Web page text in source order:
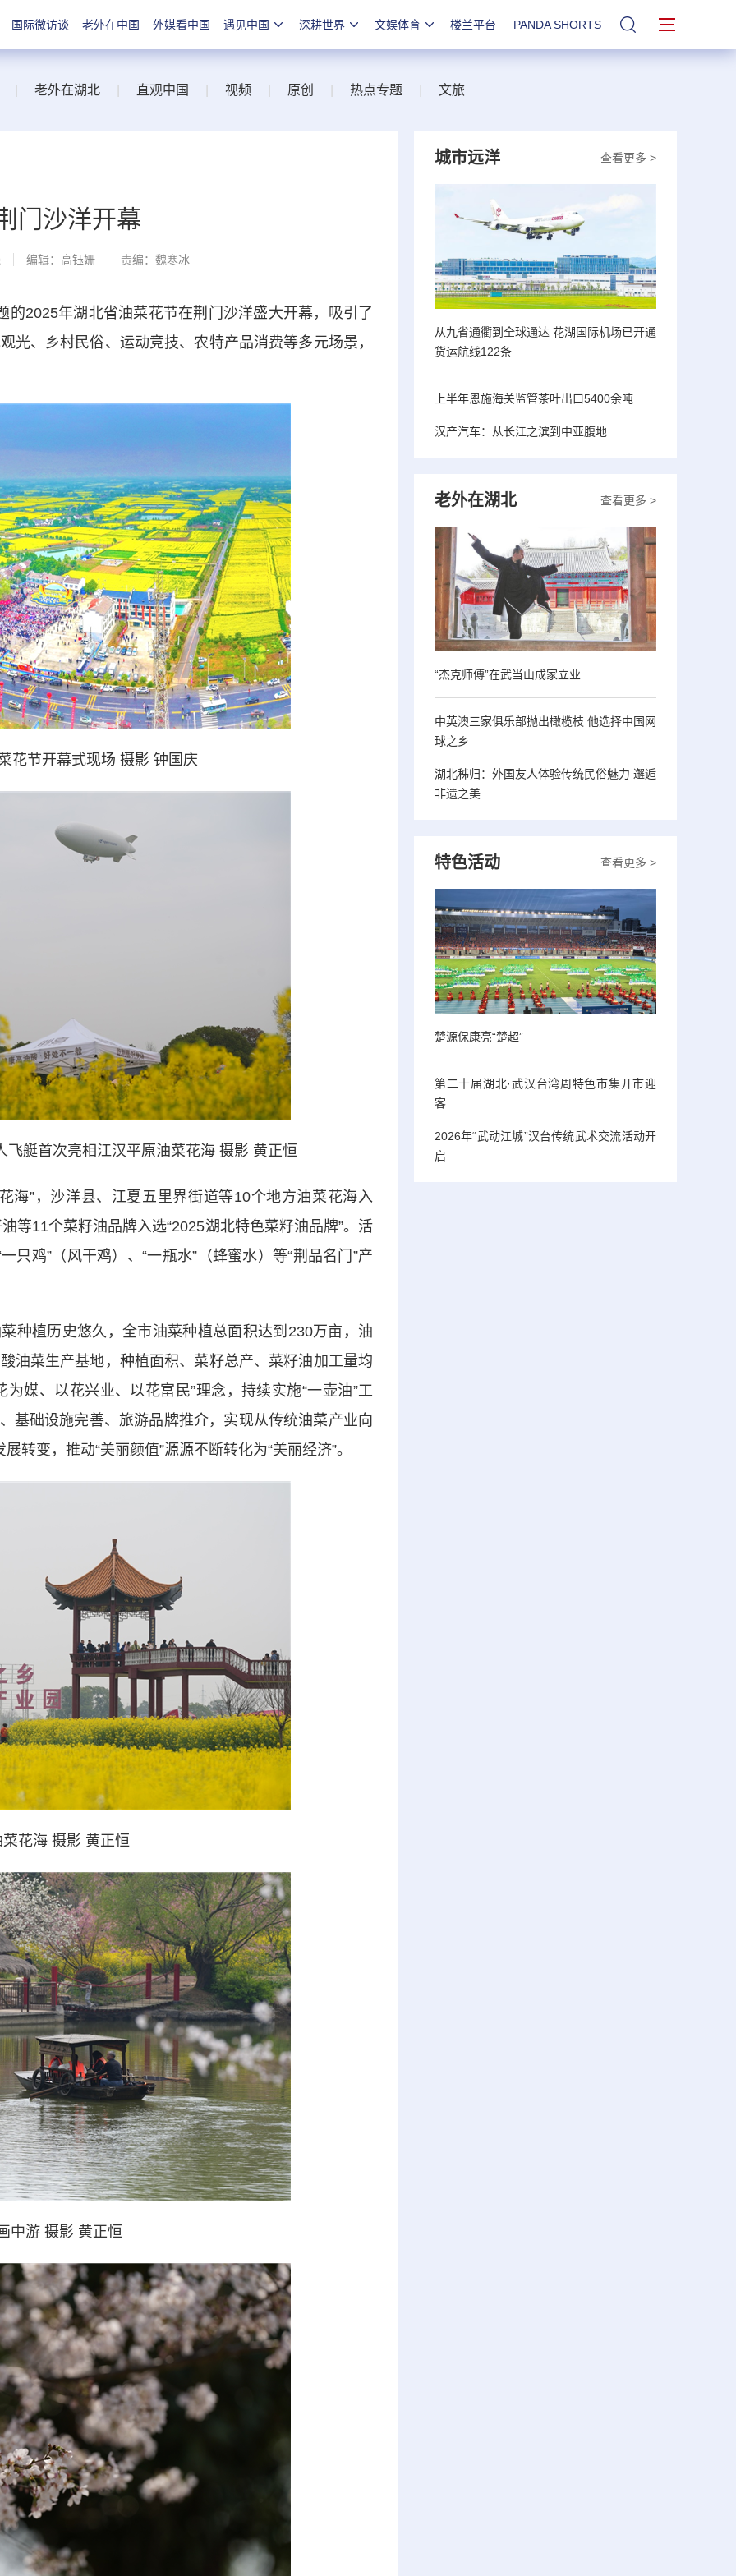
国际微访谈 老外在中国 外媒看中国 遇见中国 深耕世界 文娱体育 楼兰平台 PANDA SHORTS 站内搜索
老外在湖北 直观中国 视频 原创 热点专题 文旅
门沙洋开幕
编辑：高钰姗 责编：魏寒冰
2025年湖北省油菜花节在荆门沙洋盛大开幕，吸引了
光、乡村民俗、运动竞技、农特产品消费等多元场景，
花节开幕式现场 摄影 钟国庆
飞艇首次亮相江汉平原油菜花海 摄影 黄正恒
”，沙洋县、江夏五里界街道等10个地方油菜花海入
等11个菜籽油品牌入选“2025湖北特色菜籽油品牌”。活
只鸡”（风干鸡）、“一瓶水”（蜂蜜水）等“荆品名门”产
植历史悠久，全市油菜种植总面积达到230万亩，油
油菜生产基地，种植面积、菜籽总产、菜籽油加工量均
媒、以花兴业、以花富民”理念，持续实施“一壶油”工
基础设施完善、旅游品牌推介，实现从传统油菜产业向
转变，推动“美丽颜值”源源不断转化为“美丽经济”。
花海 摄影 黄正恒
中游 摄影 黄正恒
查看更多 >
城市远洋
从九省通衢到全球通达 花湖国际机场已开通
货运航线122条
上半年恩施海关监管茶叶出口5400余吨
汉产汽车：从长江之滨到中亚腹地
查看更多 >
老外在湖北
“杰克师傅”在武当山成家立业
中英澳三家俱乐部抛出橄榄枝 他选择中国网
球之乡
湖北秭归：外国友人体验传统民俗魅力 邂逅
非遗之美
查看更多 >
特色活动
楚源保康亮“楚超”
第二十届湖北·武汉台湾周特色市集开市迎
客
2026年“武动江城”汉台传统武术交流活动开
启